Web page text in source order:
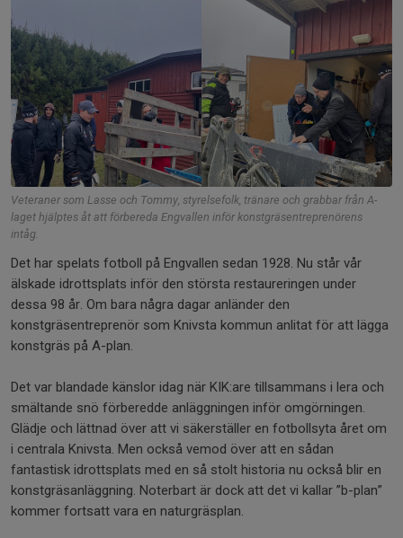
Veteraner som Lasse och Tommy, styrelsefolk, tränare och grabbar från A-
laget hjälptes åt att förbereda Engvallen inför konstgräsentreprenörens
intåg.
Det har spelats fotboll på Engvallen sedan 1928. Nu står vår
älskade idrottsplats inför den största restaureringen under
dessa 98 år. Om bara några dagar anländer den
konstgräsentreprenör som Knivsta kommun anlitat för att lägga
konstgräs på A-plan.
Det var blandade känslor idag när KIK:are tillsammans i lera och
smältande snö förberedde anläggningen inför omgörningen.
Glädje och lättnad över att vi säkerställer en fotbollsyta året om
i centrala Knivsta. Men också vemod över att en sådan
fantastisk idrottsplats med en så stolt historia nu också blir en
konstgräsanläggning. Noterbart är dock att det vi kallar ”b-plan”
kommer fortsatt vara en naturgräsplan.